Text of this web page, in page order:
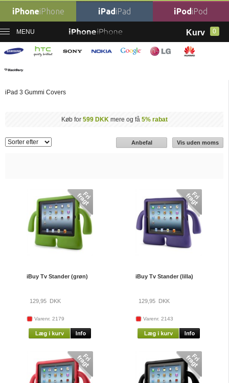
iPhoneiPhone iPadiPad iPodiPod
MENU Kurv 0
Billige iPad Covers iPad 3 Gummi covers
iPad 3 Gummi covers
iPad 3 Gummi Covers
Køb for 599 DKKmere og få 5% rabat
Anbefal Vis uden moms
iBuy Tv Stander (grøn)
129,95DKK
Varenr. 2179
iBuy Tv Stander (lilla)
129,95 DKK
Varenr. 2143